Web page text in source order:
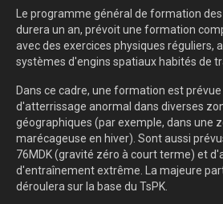
Le programme général de formation
durera un an, prévoit une formation
avec des exercices physiques réguliers,
systèmes d'engins spatiaux habités de
Dans ce cadre, une formation est
d'atterrissage anormal dans diverses
géographiques (par exemple, dans une
marécageuse en hiver). Sont aussi
76MDK (gravité zéro à court terme) et
d'entraînement extrême.
La majeure
déroulera sur la base du TsPK.